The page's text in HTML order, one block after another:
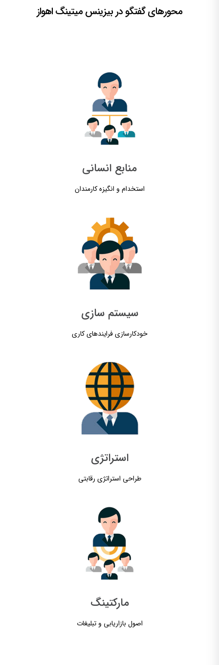
محورهای گفتگو در بیزینس میتینگ اهواز
منابع انسانی
استخدام و انگیزه کارمندان​
سیستم سازی
خودکارسازی فرایندهای کاری​
استراتژی
طراحی استراتژی رقابتی​
مارکتینگ
اصول بازاریابی و تبلیغات​